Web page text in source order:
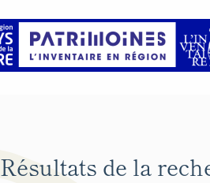
Résultats de la